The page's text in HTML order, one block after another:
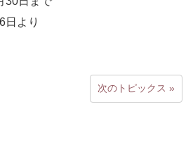
より
次のトピックス »